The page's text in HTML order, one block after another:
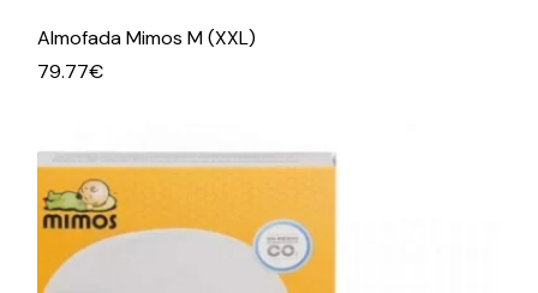
Almofada Mimos M (XXL)
79.77€